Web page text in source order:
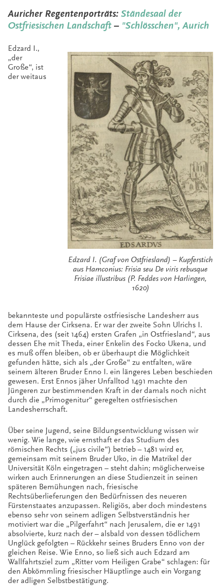
Auricher Regentenporträts: Ständesaal der
Ostfriesischen Landschaft – "Schlösschen", Aurich
Edzard I. (Graf von Ostfriesland) – Kupferstich
aus Hamconius: Frisia seu De viris rebusque
Frisiae illustribus (P. Feddes von Harlingen,
1620)
Edzard I.,
„der
Große“, ist
der weitaus
bekannteste und populärste ostfriesische Landesherr aus
dem Hause der Cirksena. Er war der zweite Sohn Ulrichs I.
Cirksena, des (seit 1464) ersten Grafen „in Ostfriesland“, aus
dessen Ehe mit Theda, einer Enkelin des Focko Ukena, und
es muß offen bleiben, ob er überhaupt die Möglichkeit
gefunden hätte, sich als „der Große“ zu entfalten, wäre
seinem älteren Bruder Enno I. ein längeres Leben beschieden
gewesen. Erst Ennos jäher Unfalltod 1491 machte den
Jüngeren zur bestimmenden Kraft in der damals noch nicht
durch die „Primogenitur“ geregelten ostfriesischen
Landesherrschaft.
Über seine Jugend, seine Bildungsentwicklung wissen wir
wenig. Wie lange, wie ernsthaft er das Studium des
römischen Rechts („jus civile“) betrieb – 1481 wird er,
gemeinsam mit seinem Bruder Uko, in die Matrikel der
Universität Köln eingetragen – steht dahin; möglicherweise
wirken auch Erinnerungen an diese Studienzeit in seinen
späteren Bemühungen nach, friesische
Rechtsüberlieferungen den Bedürfnissen des neueren
Fürstenstaates anzupassen. Religiös, aber doch mindestens
ebenso sehr von seinem adligen Selbstverständnis her
motiviert war die „Pilgerfahrt“ nach Jerusalem, die er 1491
absolvierte, kurz nach der – alsbald von dessen tödlichem
Unglück gefolgten – Rückkehr seines Bruders Enno von der
gleichen Reise. Wie Enno, so ließ sich auch Edzard am
Wallfahrtsziel zum „Ritter vom Heiligen Grabe“ schlagen: für
den Abkömmling friesischer Häuptlinge auch ein Vorgang
der adligen Selbstbestätigung.